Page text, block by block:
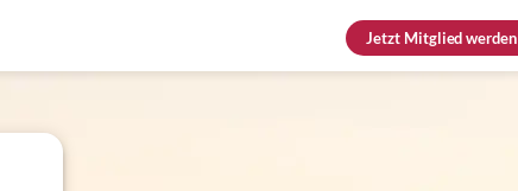
JetztMitglied werden